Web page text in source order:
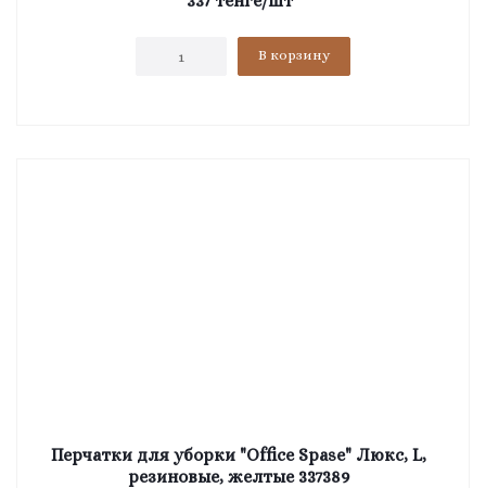
В корзину
Перчатки для уборки "Office Spase" Люкс, L,
резиновые, желтые 337389